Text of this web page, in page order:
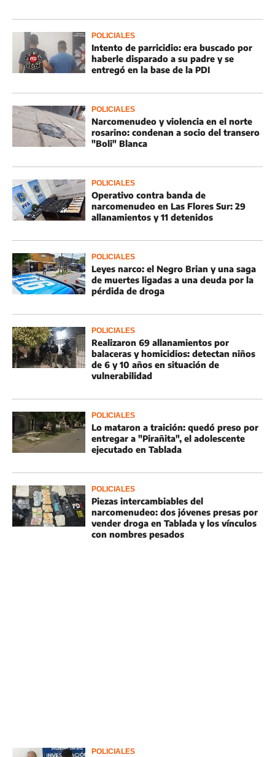
POLICIALES
Intento de parricidio: era buscado por
haberle disparado a su padre y se
entregó en la base de la PDI
POLICIALES
Narcomenudeo y violencia en el norte
rosarino: condenan a socio del transero
"Boli" Blanca
POLICIALES
Operativo contra banda de
narcomenudeo en Las Flores Sur: 29
allanamientos y 11 detenidos
POLICIALES
Leyes narco: el Negro Brian y una saga
de muertes ligadas a una deuda por la
pérdida de droga
POLICIALES
Realizaron 69 allanamientos por
balaceras y homicidios: detectan niños
de 6 y 10 años en situación de
vulnerabilidad
POLICIALES
Lo mataron a traición: quedó preso por
entregar a "Pirañita", el adolescente
ejecutado en Tablada
POLICIALES
Piezas intercambiables del
narcomenudeo: dos jóvenes presas por
vender droga en Tablada y los vínculos
con nombres pesados
POLICIALES